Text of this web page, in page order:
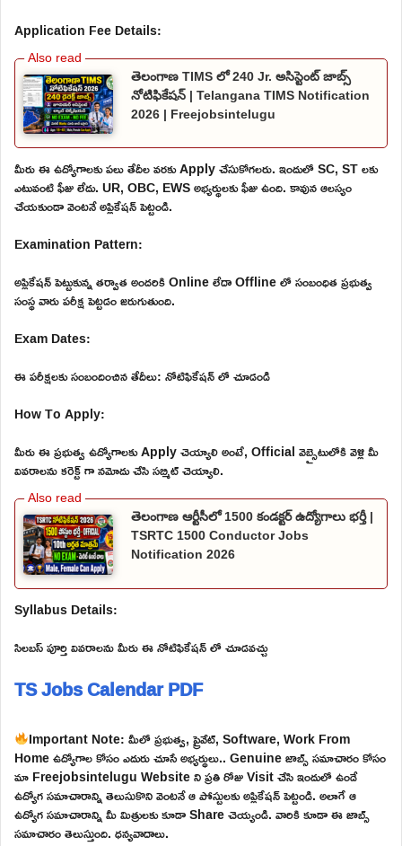
Application Fee Details:
తెలంగాణ TIMS లో 240 Jr. అసిస్టెంట్ జాబ్స్
నోటిఫికేషన్ | Telangana TIMS Notification
2026 | Freejobsintelugu
మీరు ఈ ఉద్యోగాలకు పలు తేదీల వరకు Apply చేసుకోగలరు. ఇందులో SC, ST లకు
ఎటువంటి ఫీజు లేదు. UR, OBC, EWS అభ్యర్థులకు ఫీజు ఉంది. కావున ఆలస్యం
చేయకుండా వెంటనే అప్లికేషన్ పెట్టండి.
Examination Pattern:
అప్లికేషన్ పెట్టుకున్న తర్వాత అందరికి Online లేదా Offline లో సంబంధిత ప్రభుత్వ
సంస్థ వారు పరీక్ష పెట్టడం జరుగుతుంది.
Exam Dates:
ఈ పరీక్షలకు సంబందించిన తేదీలు: నోటిఫికేషన్ లో చూడండి
How To Apply:
మీరు ఈ ప్రభుత్వ ఉద్యోగాలకు Apply చెయ్యాలి అంటే, Official వెబ్సైటులోకి వెళ్లి మీ
వివరాలను కరెక్ట్ గా నమోదు చేసి సబ్మిట్ చెయ్యాలి.
తెలంగాణ ఆర్టీసీలో 1500 కండక్టర్ ఉద్యోగాలు భర్తీ |
TSRTC 1500 Conductor Jobs
Notification 2026
Syllabus Details:
సిలబస్ పూర్తి వివరాలను మీరు ఈ నోటిఫికేషన్ లో చూడవచ్చు
TS Jobs Calendar PDF
Important Note: మీలో ప్రభుత్వ, ప్రైవేట్, Software, Work From
Home ఉద్యోగాల కోసం ఎదురు చూసే అభ్యర్థులు.. Genuine జాబ్స్ సమాచారం కోసం
మా Freejobsintelugu Website ని ప్రతి రోజు Visit చేసి ఇందులో ఉండే
ఉద్యోగ సమాచారాన్ని తెలుసుకొని వెంటనే ఆ పోస్టులకు అప్లికేషన్ పెట్టండి. అలాగే ఆ
ఉద్యోగ సమాచారాన్ని మీ మిత్రులకు కూడా Share చెయ్యండి. వారికి కూడా ఈ జాబ్స్
సమాచారం తెలుస్తుంది. ధన్యవాదాలు.